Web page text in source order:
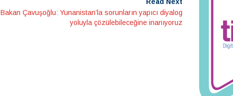
Bakan Çavuşoğlu: Yunanistan’la sorunların yapıcı diyalog
yoluyla çözülebileceğine inanıyoruz